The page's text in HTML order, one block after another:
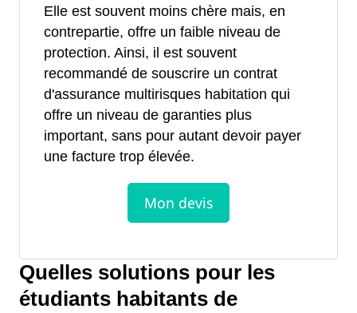
Elle est souvent moins chère mais, en
contrepartie, offre un faible niveau de
protection. Ainsi, il est souvent
recommandé de souscrire un contrat
d'assurance multirisques habitation qui
offre un niveau de garanties plus
important, sans pour autant devoir payer
une facture trop élevée.
Quelles solutions pour les
étudiants habitants de